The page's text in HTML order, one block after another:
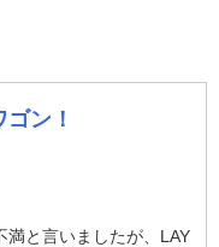
ン！
満と言いましたが、LAY